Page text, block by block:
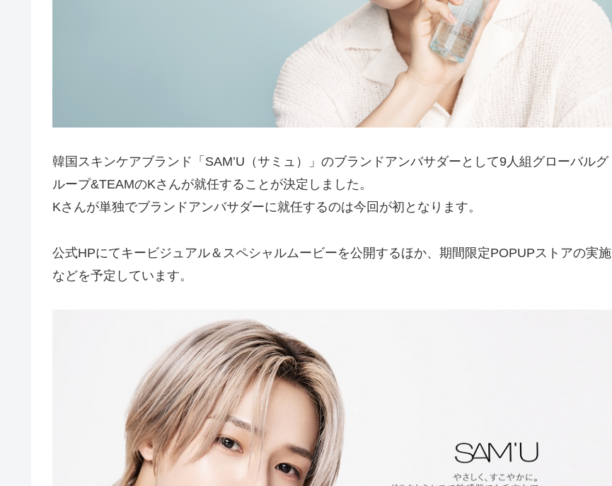
韓国スキンケアブランド「SAM’U（サミュ）」のブランドアンバサダーとして9人組グローバルグ
ループ&TEAMのKさんが就任することが決定しました。
Kさんが単独でブランドアンバサダーに就任するのは今回が初となります。
公式HPにてキービジュアル＆スペシャルムービーを公開するほか、期間限定POPUPストアの実施
などを予定しています。